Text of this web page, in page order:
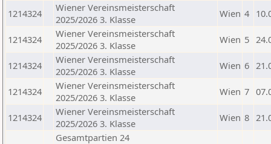
1214324
Wiener Vereinsmeisterschaft
2025/2026 3. Klasse
Wien 4
1214324
Wiener Vereinsmeisterschaft
2025/2026 3. Klasse
Wien 5
1214324
Wiener Vereinsmeisterschaft
2025/2026 3. Klasse
Wien 6
1214324
Wiener Vereinsmeisterschaft
2025/2026 3. Klasse
Wien 7
1214324
Wiener Vereinsmeisterschaft
2025/2026 3. Klasse
Wien 8
Gesamtpartien 24